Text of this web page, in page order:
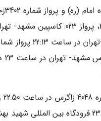
بر
023 کاسپین در ساعت 23:00 و پرواز 7024 کیش ایر در